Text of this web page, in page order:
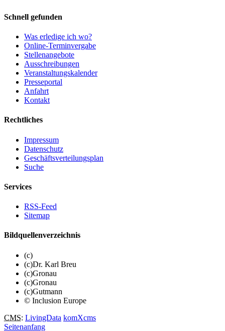
Schnell gefunden
Was erledige ich wo?
Online-Terminvergabe
Stellenangebote
Ausschreibungen
Veranstaltungskalender
Presseportal
Anfahrt
Kontakt
Rechtliches
Impressum
Datenschutz
Geschäftsverteilungsplan
Suche
Services
RSS-Feed
Sitemap
Bildquellenverzeichnis
(c)
(c)Dr. Karl Breu
(c)Gronau
(c)Gronau
(c)Gutmann
© Inclusion Europe
CMS: LivingData komXcms
Seitenanfang